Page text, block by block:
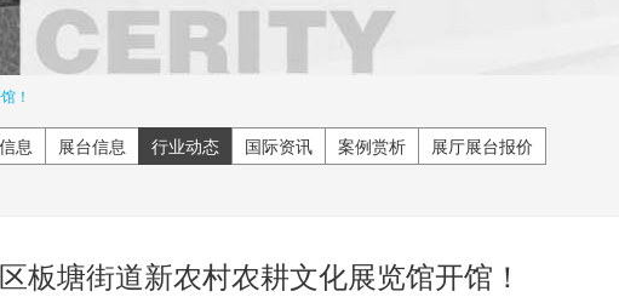
！
息 展台信息 行业动态 国际资讯 案例赏析 展厅展台报价
板塘街道新农村农耕文化展览馆开馆！